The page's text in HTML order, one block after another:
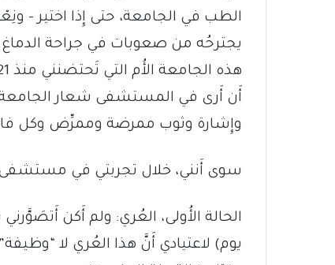
الطب في الجامعة، حتى إِذا اختير –
يجترحُه من صعوبات في جراحة
وإِشارة وثوب ممرضة وممرِّض وكل
سوى أَنني، خلال تجربتي في مستشفى
الحالة الأُولى، العُري: ولم أَكن
يوم) لاعتيادي أَنَّ هذا العُري لا